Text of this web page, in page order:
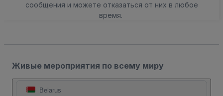
сообщения и можете отказаться от них в любое
время.
Живые мероприятия по всему миру
Belarus